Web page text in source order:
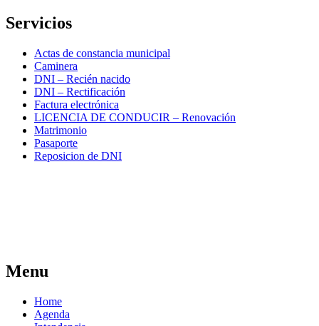
Servicios
Actas de constancia municipal
Caminera
DNI – Recién nacido
DNI – Rectificación
Factura electrónica
LICENCIA DE CONDUCIR – Renovación
Matrimonio
Pasaporte
Reposicion de DNI
Menu
Home
Agenda